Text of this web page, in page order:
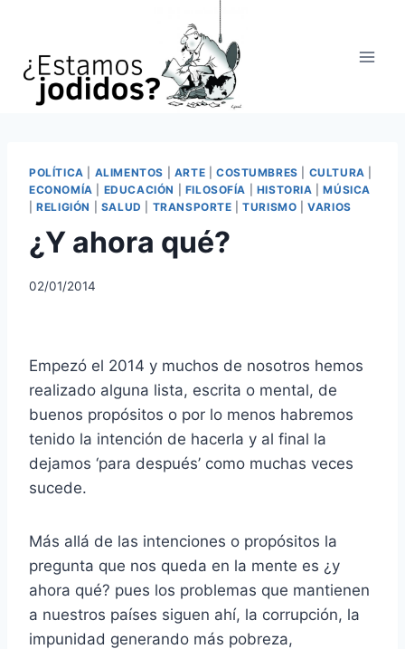
contenido
POLÍTICA ALIMENTOS ARTE COSTUMBRES CULTURA
ECONOMÍA
EDUCACIÓN FILOSOFÍA HISTORIA |MÚSICA
|RELIGIÓN SALUD TRANSPORTE |TURISMO |VARIOS
¿Y ahora qué?
02/01/2014
Empezó el 2014 y muchos de nosotros hemos
realizado alguna lista, escrita o mental, de
buenos propósitos o por lo menos habremos
tenido la intención de hacerla y al final la
dejamos ‘para después’ como muchas veces
sucede.
Más allá de las intenciones o propósitos la
pregunta que nos queda en la mente es ¿y
ahora qué? pues los problemas que mantienen
a nuestros países siguen ahí, la corrupción, la
impunidad generando más pobreza,